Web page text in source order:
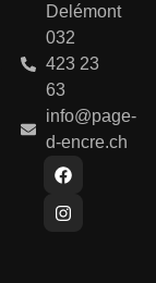
Delémont
032
423 23
63
info@page-
d-encre.ch